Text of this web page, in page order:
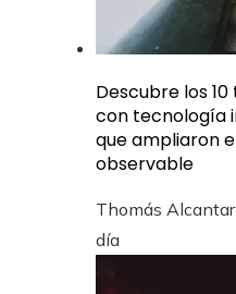
Descubre los
con tecnología
que ampliaron
observable
Thomás
día